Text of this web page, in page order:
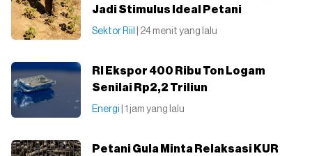
Jadi Stimulus Ideal Petani
Sektor Riil | 24 menit yang lalu
RI Ekspor 400 Ribu Ton Logam
Senilai Rp2,2 Triliun
Energi | 1 jam yang lalu
Petani Gula Minta Relaksasi KUR